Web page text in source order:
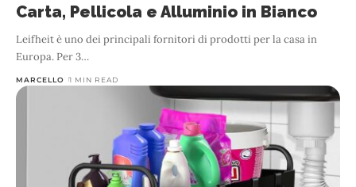
Carta, Pellicola e Alluminio in Bianco
Leifheit è uno dei principali fornitori di prodotti per la casa in
Europa. Per 3…
MARCELLO 1 MIN READ